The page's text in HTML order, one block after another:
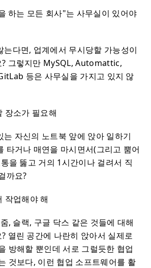
하는 모든 회사"는 사무실이 있어야
는다면, 업계에서 무시당할 가능성이
? 그렇지만 MySQL, Automattic,
등은 사무실을 가지고 있지 않
장소가 필요해
는 자신의 노트북 앞에 앉아 일하기
타거나 매연을 마시면서(그리고 뿜어
을 뚫고 거의 1시간이나 걸려서 직
까요?
작업해야 해
, 슬랙, 구글 닥스 같은 것들에 대해
열린 공간에 나란히 앉아서 실제로
방해할 뿐인데 서로 그럴듯한 협업
것보다, 이런 협업 소프트웨어를 활